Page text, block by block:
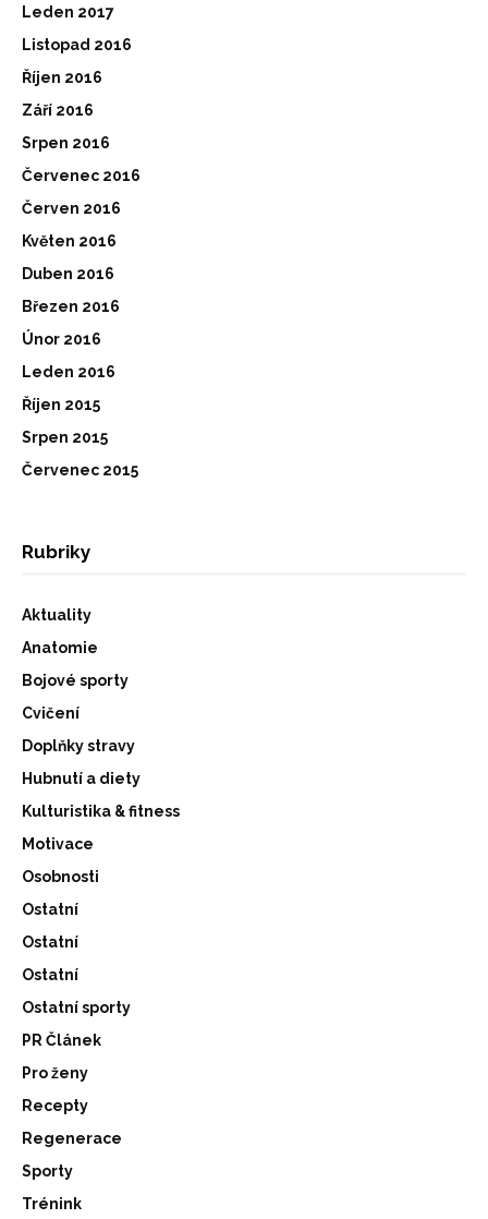
Leden 2017
Listopad 2016
Říjen 2016
Září 2016
Srpen 2016
Červenec 2016
Červen 2016
Květen 2016
Duben 2016
Březen 2016
Únor 2016
Leden 2016
Říjen 2015
Srpen 2015
Červenec 2015
Rubriky
Aktuality
Anatomie
Bojové sporty
Cvičení
Doplňky stravy
Hubnutí a diety
Kulturistika & fitness
Motivace
Osobnosti
Ostatní
Ostatní
Ostatní
Ostatní sporty
PR Článek
Pro ženy
Recepty
Regenerace
Sporty
Trénink